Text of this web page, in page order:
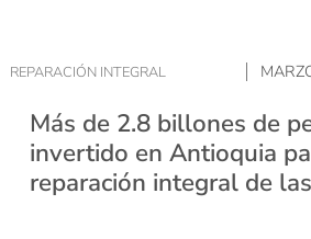
REPARACIÓN INTEGRAL
Más de 2.8 billones de
invertido en Antioquia
reparación integral de